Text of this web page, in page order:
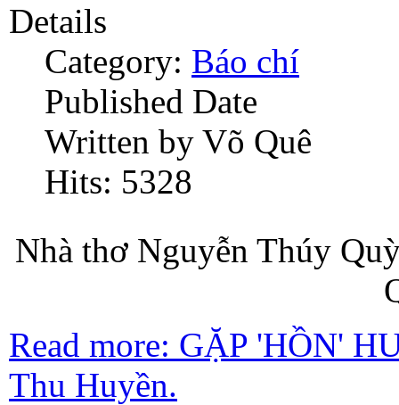
Details
Category: Báo chí
Published Date
Written by Võ Quê
Hits: 5328
Nhà thơ Nguyễn Thúy
Read more: GẶP 'HỒN'
Thu Huyền.